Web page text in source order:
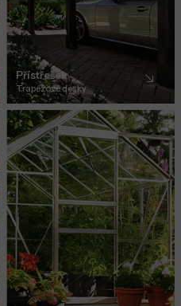
Přístřešek
Trapézové desky